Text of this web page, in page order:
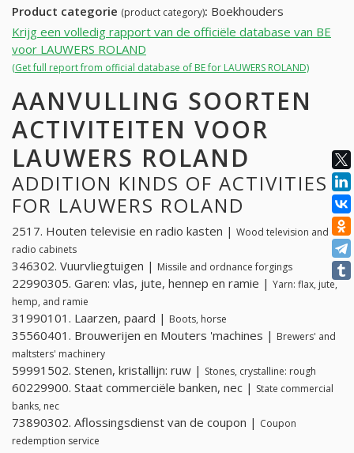
Product categorie (product category): Boekhouders
Krijg een volledig rapport van de officiële database van BE
voor LAUWERS ROLAND
(Get full report from official database of BE for LAUWERS ROLAND)
AANVULLING SOORTEN
ACTIVITEITEN VOOR
LAUWERS ROLAND
ADDITION KINDS OF ACTIVITIES
FOR LAUWERS ROLAND
2517. Houten televisie en radio kasten | Wood television and
radio cabinets
346302. Vuurvliegtuigen | Missile and ordnance forgings
22990305. Garen: vlas, jute, hennep en ramie | Yarn: flax, jute,
hemp, and ramie
31990101. Laarzen, paard | Boots, horse
35560401. Brouwerijen en Mouters 'machines | Brewers' and
maltsters' machinery
59991502. Stenen, kristallijn: ruw | Stones, crystalline: rough
60229900. Staat commerciële banken, nec | State commercial
banks, nec
73890302. Aflossingsdienst van de coupon | Coupon
redemption service